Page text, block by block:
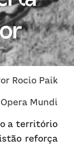
Rocio Paik
Opera Mundi
a território
reforça